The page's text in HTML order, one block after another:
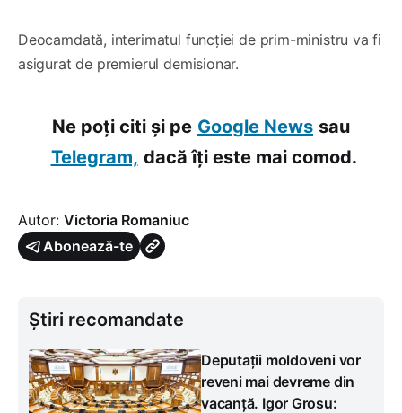
Deocamdată, interimatul funcției de prim-ministru va fi
asigurat de premierul demisionar.
Ne poți citi și pe Google News sau
Telegram, dacă îți este mai comod.
Autor: Victoria Romaniuc
Abonează-te
Știri recomandate
Deputații moldoveni vor
reveni mai devreme din
vacanță. Igor Grosu: